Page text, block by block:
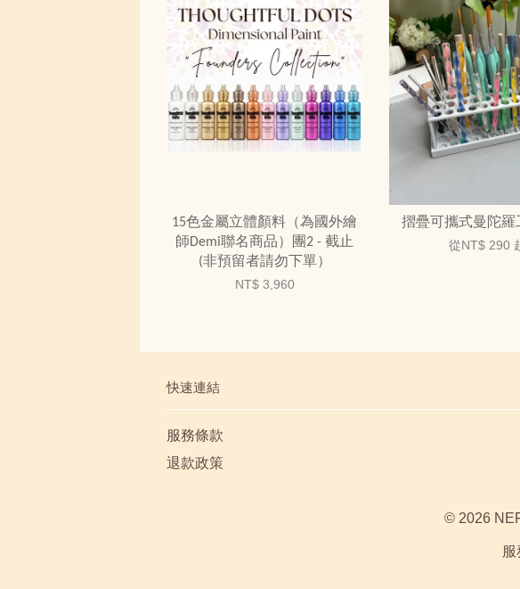
15色金屬立體顏料（為國外繪
師Demi聯名商品）團2 - 截止
(非預留者請勿下單）
NT$ 3,960
摺疊可攜式曼陀羅
從 NT$ 290
快速連結
服務條款
退款政策
© 2026